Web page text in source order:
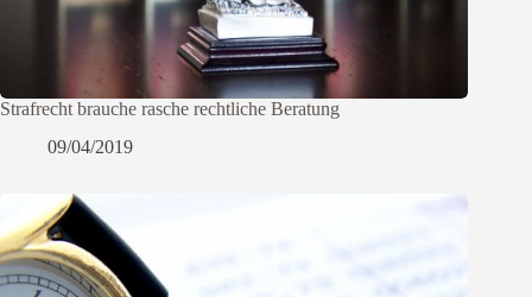
Strafrecht brauche rasche rechtliche Beratung
09/04/2019